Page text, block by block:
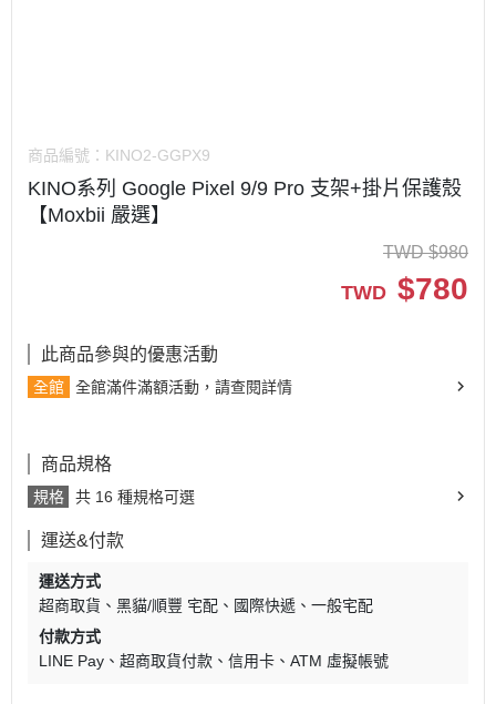
商品編號： KINO2-GGPX9
KINO系列 Google Pixel 9/9 Pro 支架+掛片保護殼
【Moxbii 嚴選】
TWD $980
TWD $780
此商品參與的優惠活動
全館 全館滿件滿額活動，請查閱詳情
商品規格
規格 共 16 種規格可選
運送&付款
運送方式
超商取貨
黑貓/順豐 宅配 國際快遞
一般宅配
付款方式
LINE Pay
超商取貨付款 信用卡 ATM 虛擬帳號